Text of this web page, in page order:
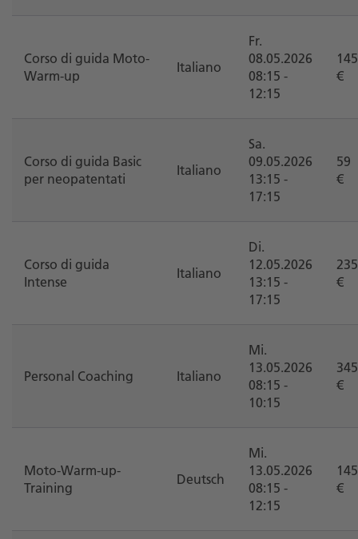
Corso di guida Moto-
Warm-up
Italiano
Fr.
08.05.2026
08:15 -
12:15
145
€
Corso di guida Basic
per neopatentati
Italiano
Sa.
09.05.2026
13:15 -
17:15
59
€
Corso di guida
Intense
Italiano
Di.
12.05.2026
13:15 -
17:15
235
€
Personal Coaching Italiano
Mi.
13.05.2026
08:15 -
10:15
345
€
Moto-Warm-up-
Training
Deutsch
Mi.
13.05.2026
08:15 -
12:15
145
€